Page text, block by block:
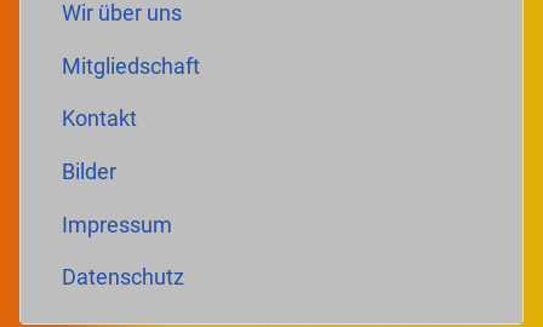
Wir über uns
Mitgliedschaft
Kontakt
Bilder
Impressum
Datenschutz